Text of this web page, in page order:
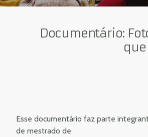
Documentário:
Esse documentário faz parte
de mestrado de